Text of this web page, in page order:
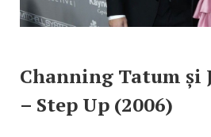
Channing Tatum și
– Step Up (2006)